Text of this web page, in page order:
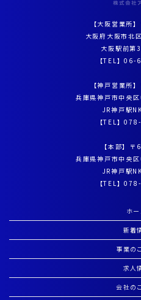
【大阪営業所
大阪府大阪市北
大阪駅前第
【TEL】06-
【神戸営業所
兵庫県神戸市中央
JR神戸駅
【TEL】
【本部】
兵庫県神戸市中央
JR神戸駅
【TEL】
ホ
新着
事業の
求人
会社の